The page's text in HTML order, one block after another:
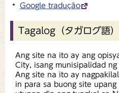
Google tradução
Tagalog（タガログ語）
Ang site na ito ay ang
City, isang munisipalidad ng
Ang site na ito ay
in para sa buong site